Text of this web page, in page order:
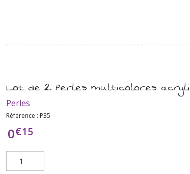
Lot de 2 Perles multicolores
Perles
Référence : P35
0€15